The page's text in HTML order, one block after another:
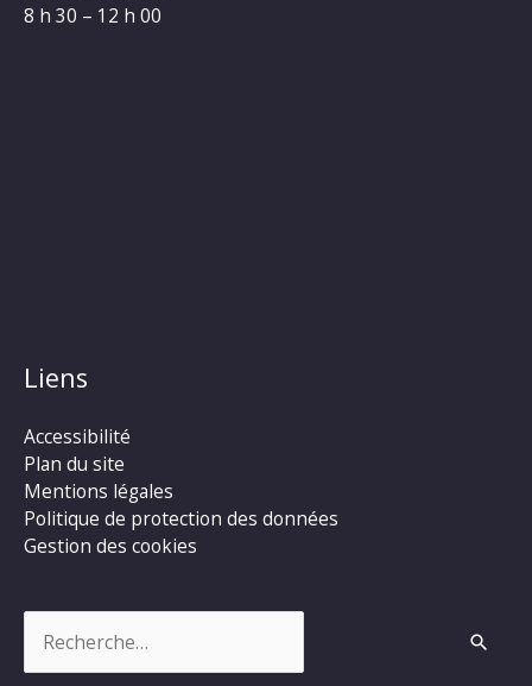
8 h 30 – 12 h 00
Liens
Accessibilité
Plan du site
Mentions légales
Politique de protection des données
Gestion des cookies